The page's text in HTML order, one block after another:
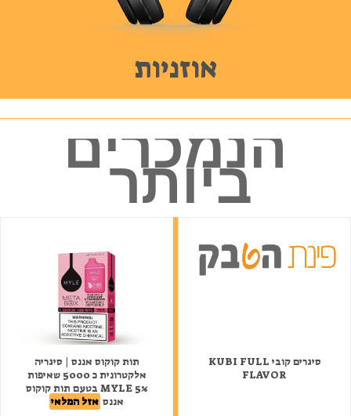
אוזניות
הנמכרים
ביותר
סיגרים קובי KUBI FULL
FLAVOR
תות קוקוס אננס | סיגריה
אלקטרונית כ 5000 שאיפות
MYLE 5% בטעם תות קוקוס
אננס אזל המלאי